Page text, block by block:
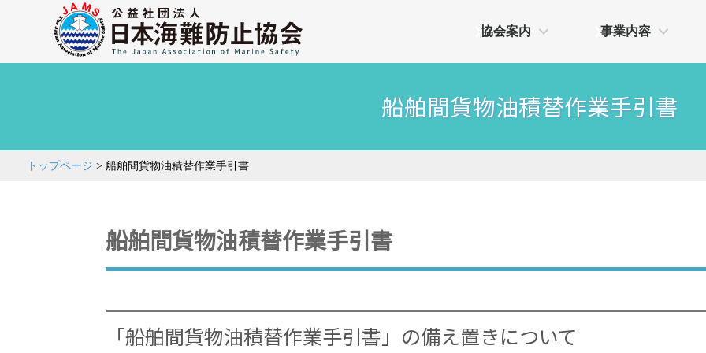
協会案内 事業内容
船舶間貨物油積替作業手引書
トップページ > 船舶間貨物油積替作業手引書
船舶間貨物油積替作業手引書
「船舶間貨物油積替作業手引書」の備え置きについて